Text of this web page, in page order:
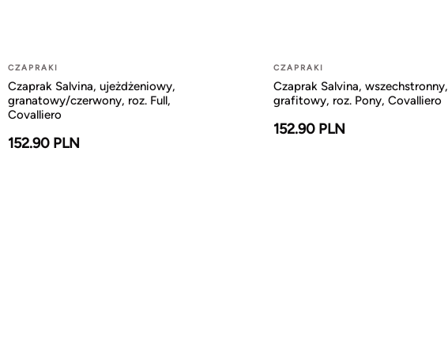
CZAPRAKI
Czaprak Salvina, ujeżdżeniowy,
granatowy/czerwony, roz. Full,
Covalliero
152.90 PLN
CZAPRAKI
Czaprak Salvina, wszechstronny,
grafitowy, roz. Pony, Covalliero
152.90 PLN